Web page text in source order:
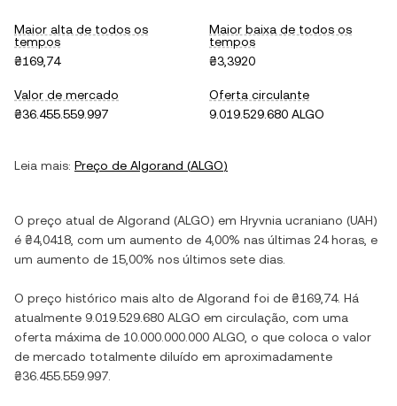
Maior alta de todos os
tempos
₴169,74
Maior baixa de todos os
tempos
₴3,3920
Valor de mercado
₴36.455.559.997
Oferta circulante
9.019.529.680 ALGO
Leia mais: Preço de Algorand (ALGO)
O preço atual de Algorand (ALGO) em Hryvnia ucraniano (UAH)
é ₴4,0418 , com um aumento de 4,00% nas últimas 24 horas, e
um aumento de 15,00% nos últimos sete dias.
O preço histórico mais alto de Algorand foi de ₴169,74. Há
atualmente 9.019.529.680 ALGO em circulação, com uma
oferta máxima de 10.000.000.000 ALGO , o que coloca o valor
de mercado totalmente diluído em aproximadamente
₴36.455.559.997